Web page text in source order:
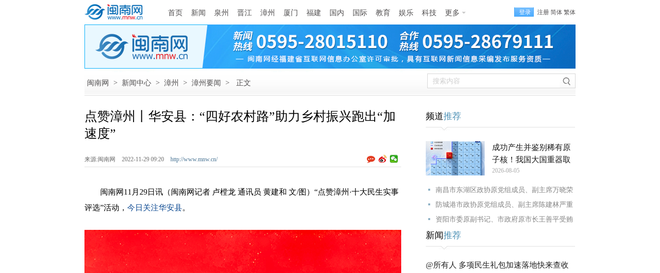
首页 新闻 泉州 晋江 漳州 厦门 福建 国内 国际 教育 娱乐 科技 更多 登录 注册 简体 繁体
闽南网 > 新闻中心 > 漳州 > 漳州要闻 > 正文
点赞漳州丨华安县：“四好农村路”助力乡村振兴跑出“加
速度”
来源:闽南网 2022-11-29 09:20 http://www.mnw.cn/
闽南网11月29日讯（闽南网记者 卢樘龙 通讯员 黄建和 文/图）“点赞漳州·十大民生实事
评选”活动， 今日关注华安县。
频道推荐
成功产生并鉴别稀有原
子核！我国大国重器取
2026-08-05
南昌市东湖区政协原党组成员、副主席万晓荣
防城港市政协原党组成员、副主席陈建林严重
资阳市委原副书记、市政府原市长王善平受贿
新闻推荐
@所有人 多项民生礼包加速落地快来查收